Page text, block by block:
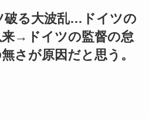
破る大波乱…ドイツの
来→ドイツの監督の怠
さが原因だと思う。